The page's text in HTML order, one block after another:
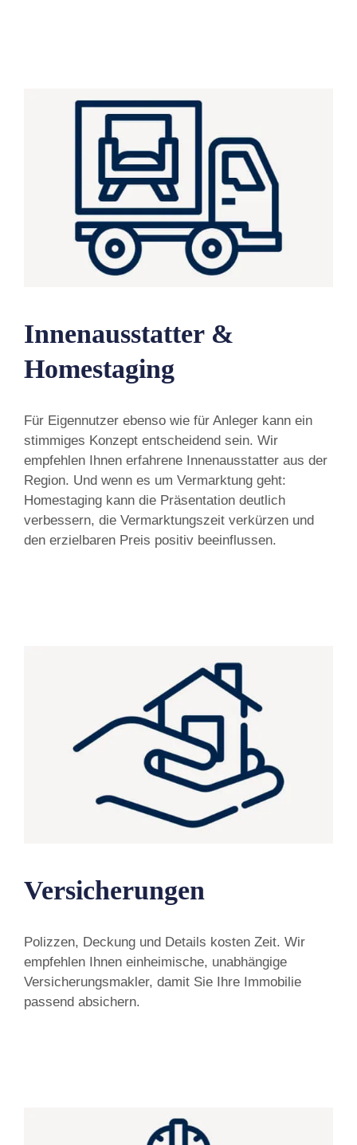
Innenausstatter &
Homestaging
Für Eigennutzer ebenso wie für Anleger kann ein
stimmiges Konzept entscheidend sein. Wir
empfehlen Ihnen erfahrene Innenausstatter aus der
Region. Und wenn es um Vermarktung geht:
Homestaging kann die Präsentation deutlich
verbessern, die Vermarktungszeit verkürzen und
den erzielbaren Preis positiv beeinflussen.
Versicherungen
Polizzen, Deckung und Details kosten Zeit. Wir
empfehlen Ihnen einheimische, unabhängige
Versicherungsmakler, damit Sie Ihre Immobilie
passend absichern.